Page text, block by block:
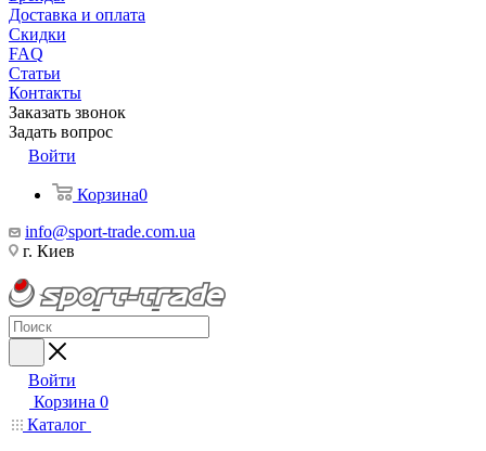
Доставка и оплата
Скидки
FAQ
Статьи
Контакты
Заказать звонок
Задать вопрос
Войти
Корзина0
info@sport-trade.com.ua
г. Киев
Войти
Корзина 0
Каталог